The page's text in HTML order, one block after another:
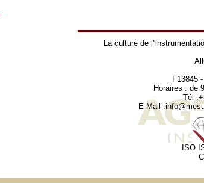
La culture de
F13845
Horaires : de
Tél
E-Mail :
ISO